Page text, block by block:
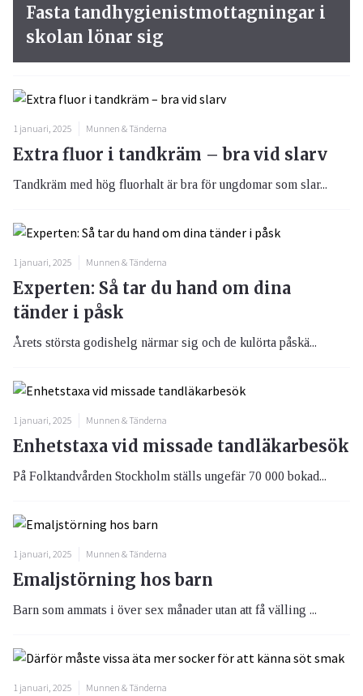
Fasta tandhygienistmottagningar i
skolan lönar sig
1 januari, 2025 Munnen & Tänderna
Extra fluor i tandkräm – bra vid slarv
Tandkräm med hög fluorhalt är bra för ungdomar som slar...
1 januari, 2025 Munnen & Tänderna
Experten: Så tar du hand om dina
tänder i påsk
Årets största godishelg närmar sig och de kulörta påskä...
1 januari, 2025 Munnen & Tänderna
Enhetstaxa vid missade tandläkarbesök
På Folktandvården Stockholm ställs ungefär 70 000 bokad...
1 januari, 2025 Munnen & Tänderna
Emaljstörning hos barn
Barn som ammats i över sex månader utan att få välling ...
1 januari, 2025 Munnen & Tänderna